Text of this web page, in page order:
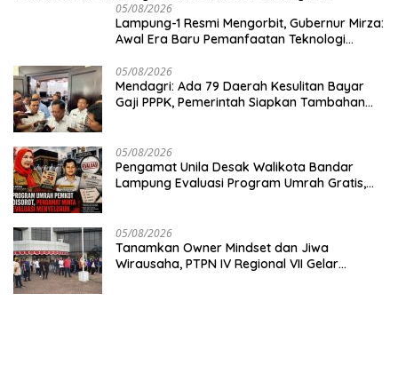
05/08/2026
Lampung-1 Resmi Mengorbit, Gubernur Mirza:
Awal Era Baru Pemanfaatan Teknologi
05/08/2026
Mendagri: Ada 79 Daerah Kesulitan Bayar
Gaji PPPK, Pemerintah Siapkan Tambahan
05/08/2026
Pengamat Unila Desak Walikota Bandar
Lampung Evaluasi Program Umrah Gratis,
05/08/2026
Tanamkan Owner Mindset dan Jiwa
Wirausaha, PTPN IV Regional VII Gelar